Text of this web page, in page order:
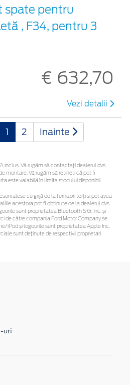
spate pentru
, F34, pentru 3
€ 632,70
Vezi detalii
1 2 Inainte
inclus. Vă rugăm să contactaţi dealerul dvs.
montare. Vă rugăm să rețineți că pot fi
este valabilă în limita stocului disponibil.
alese cu grijă de la furnizori terți și pot avea
acestora pot fi obținute de la dealerul dvs.
sunt proprietatea Bluetooth SIG, Inc. și
de către compania Ford Motor Company se
iPod și logourile sunt proprietatea Apple Inc.
sunt deținute de respectivii proprietari
uri